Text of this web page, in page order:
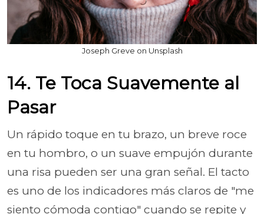
Joseph Greve on Unsplash
14. Te Toca Suavemente al
Pasar
Un rápido toque en tu brazo, un breve roce
en tu hombro, o un suave empujón durante
una risa pueden ser una gran señal. El tacto
es uno de los indicadores más claros de "me
siento cómoda contigo" cuando se repite y